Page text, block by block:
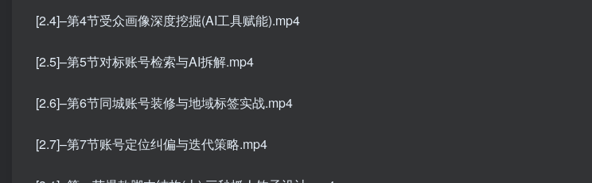
[2.4]–第4节受众画像深度挖掘(AI工具赋能).mp4
[2.5]–第5节对标账号检索与AI拆解.mp4
[2.6]–第6节同城账号装修与地域标签实战.mp4
[2.7]–第7节账号定位纠偏与迭代策略.mp4